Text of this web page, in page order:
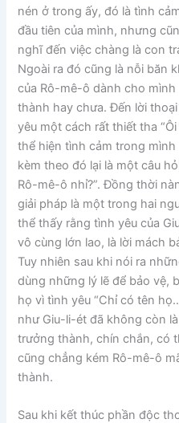
nén ở trong ấy, đó là tình
đầu tiên của mình, nhưng
nghĩ đến việc chàng là con
Ngoài ra đó cũng là nỗi băn
của Rô-mê-ô dành cho mình
thành hay chưa. Đến lời
yêu một cách rất thiết tha
thể hiện tình cảm trong
kèm theo đó lại là một câu
Rô-mê-ô nhỉ?”. Đồng thời
giải pháp là một trong hai
thể thấy rằng tình yêu của
vô cùng lớn lao, là lời mách
Tuy nhiên sau khi nói ra
dùng những lý lẽ để bảo vệ,
họ vì tình yêu “Chỉ có tên
như Giu-li-ét đã không còn
trưởng thành, chín chắn, có
cũng chẳng kém Rô-mê-ô
thành.
Sau khi kết thúc phần độc